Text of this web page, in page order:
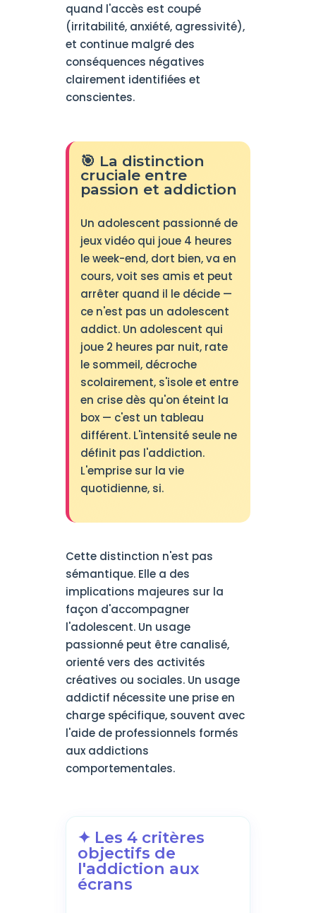
quand l'accès est coupé
(irritabilité, anxiété, agressivité),
et continue malgré des
conséquences négatives
clairement identifiées et
conscientes.
🎯 La distinction
cruciale entre
passion et addiction
Un adolescent passionné de
jeux vidéo qui joue 4 heures
le week-end, dort bien, va en
cours, voit ses amis et peut
arrêter quand il le décide —
ce n'est pas un adolescent
addict. Un adolescent qui
joue 2 heures par nuit, rate
le sommeil, décroche
scolairement, s'isole et entre
en crise dès qu'on éteint la
box — c'est un tableau
différent. L'intensité seule ne
définit pas l'addiction.
L'emprise sur la vie
quotidienne, si.
Cette distinction n'est pas
sémantique. Elle a des
implications majeures sur la
façon d'accompagner
l'adolescent. Un usage
passionné peut être canalisé,
orienté vers des activités
créatives ou sociales. Un usage
addictif nécessite une prise en
charge spécifique, souvent avec
l'aide de professionnels formés
aux addictions
comportementales.
✦ Les 4 critères
objectifs de
l'addiction aux
écrans